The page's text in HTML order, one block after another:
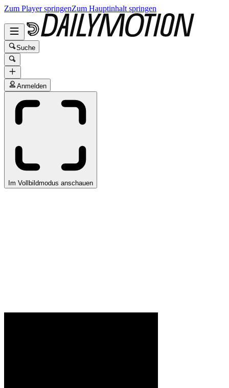
Zum Player springenZum Hauptinhalt springen
Suche
Anmelden
Im Vollbildmodus anschauen